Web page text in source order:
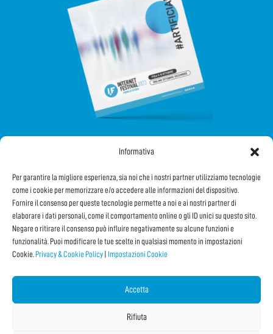
Informativa
Per garantire la migliore esperienza, sia noi che i nostri partner utilizziamo tecnologie
come i cookie per memorizzare e/o accedere alle informazioni del dispositivo.
Fornire il consenso per queste tecnologie permette a noi e ai nostri partner di
elaborare i dati personali, come il comportamento online o gli ID unici su questo sito.
Negare o ritirare il consenso può influire negativamente su alcune funzioni e
funzionalità. Puoi modificare le tue scelte in qualsiasi momento in impostazioni
Cookie. Privacy & Cookie Policy Impostazioni Cookie
Accetta
Rifiuta
SEGUICI SUI SOCIAL
Iscriviti alla Newsletter
CONDIVIDI QUESTA PAGINA!